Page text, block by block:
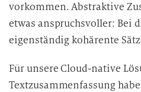
vorkommen. Abstraktive
etwas anspruchsvoller: Bei
eigenständig kohärente
Für unsere Cloud-native
Textzusammenfassung